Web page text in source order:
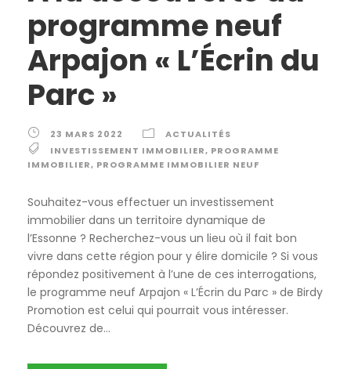
programme neuf
Arpajon « L’Écrin du
Parc »
23 MARS 2022
ACTUALITÉS
INVESTISSEMENT IMMOBILIER, PROGRAMME
IMMOBILIER, PROGRAMME IMMOBILIER NEUF
Souhaitez-vous effectuer un investissement
immobilier dans un territoire dynamique de
l’Essonne ? Recherchez-vous un lieu où il fait bon
vivre dans cette région pour y élire domicile ? Si vous
répondez positivement à l’une de ces interrogations,
le programme neuf Arpajon « L’Écrin du Parc » de Birdy
Promotion est celui qui pourrait vous intéresser.
Découvrez de...